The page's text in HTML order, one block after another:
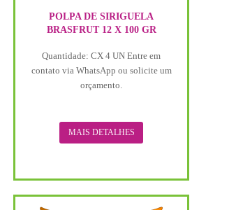
POLPA DE SIRIGUELA
BRASFRUT 12 X 100 GR
Quantidade: CX 4 UN Entre em
contato via WhatsApp ou solicite um
orçamento.
MAIS DETALHES